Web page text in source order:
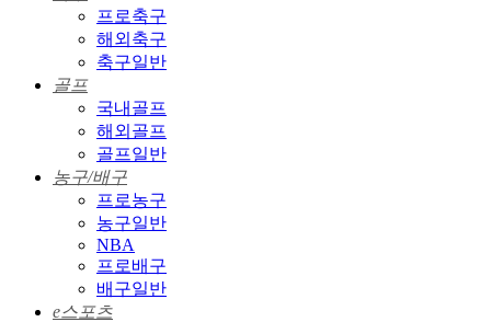
프로축구
해외축구
축구일반
골프
국내골프
해외골프
골프일반
농구/배구
프로농구
농구일반
NBA
프로배구
배구일반
e스포츠